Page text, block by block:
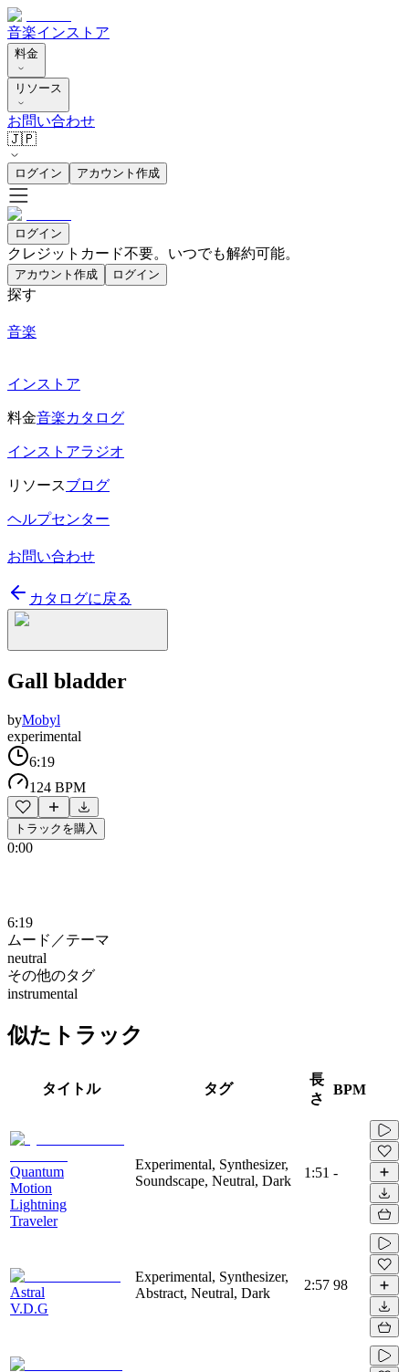
音楽インストア
料金
リソース
お問い合わせ
🇯🇵
ログイン アカウント作成
ログイン
クレジットカード不要。いつでも解約可能。
アカウント作成 ログイン
探す
音楽
インストア
料金音楽カタログ
インストアラジオ
リソースブログ
ヘルプセンター
お問い合わせ
カタログに戻る
Gall bladder
byMobyl
experimental
6:19
124 BPM
トラックを購入
0:00
6:19
ムード／テーマ
neutral
その他のタグ
instrumental
似たトラック
タイトル タグ
長
さ
BPM
Quantum
Motion
Lightning
Traveler
Experimental, Synthesizer,
Soundscape, Neutral, Dark
1:51 -
Astral
V.D.G
Experimental, Synthesizer,
Abstract, Neutral, Dark
2:57 98